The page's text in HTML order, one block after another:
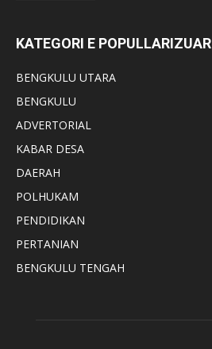
KATEGORI E POPULLARIZUAR
BENGKULU UTARA
BENGKULU
ADVERTORIAL
KABAR DESA
DAERAH
POLHUKAM
PENDIDIKAN
PERTANIAN
BENGKULU TENGAH